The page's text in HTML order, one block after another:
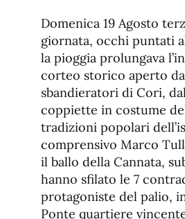
Domenica 19 Agosto
giornata, occhi puntati
la pioggia prolungava
corteo storico aperto
sbandieratori di Cori,
coppiette in costume
tradizioni popolari
comprensivo Marco
il ballo della Cannata,
hanno sfilato le 7
protagoniste del palio,
Ponte quartiere